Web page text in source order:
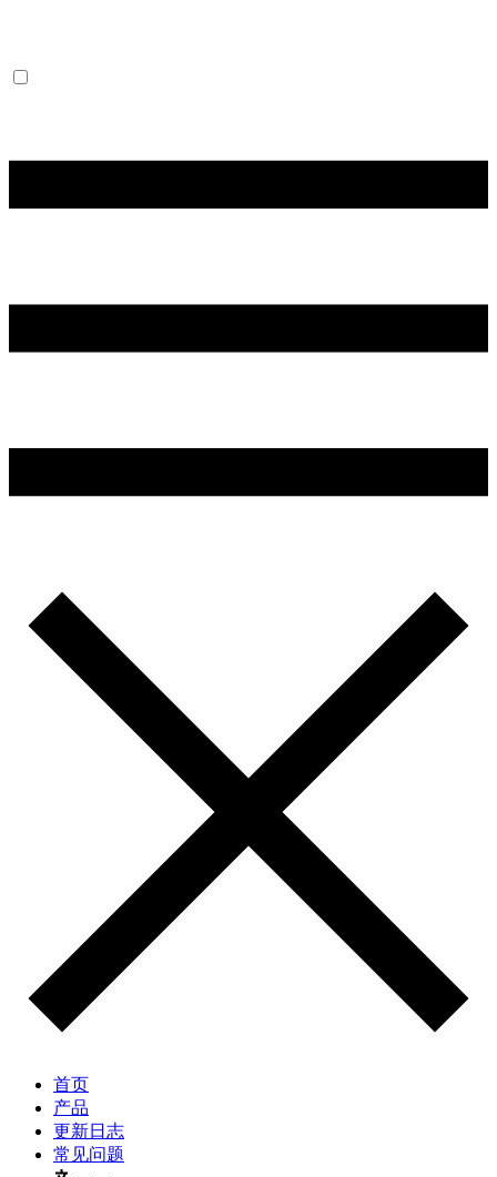
首页
产品
更新日志
常见问题